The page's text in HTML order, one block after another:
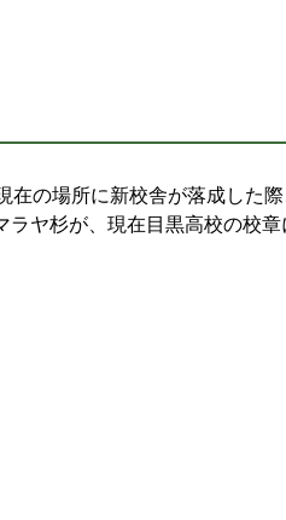
在の場所に新校舎が落成した
ラヤ杉が、現在目黒高校の校章